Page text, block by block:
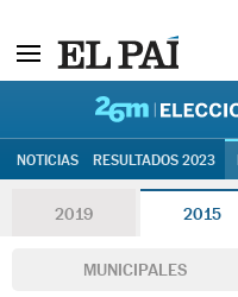
NOTICIAS RESULTADOS 2023
2019 2015
MUNICIPALES